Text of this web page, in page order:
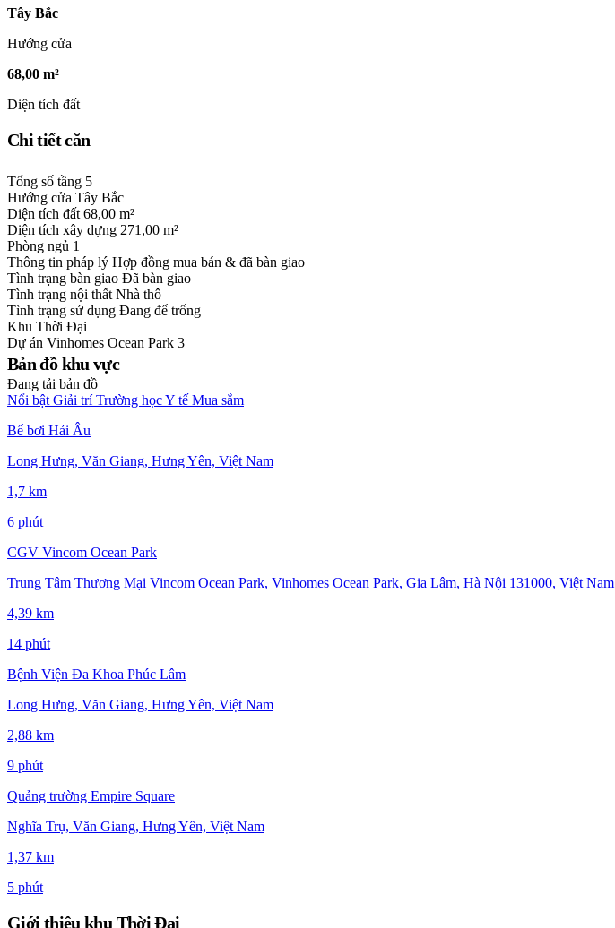
Tây Bắc
Hướng cửa
68,00 m²
Diện tích đất
Chi tiết căn
Tổng số tầng 5
Hướng cửa Tây Bắc
Diện tích đất 68,00 m²
Diện tích xây dựng 271,00 m²
Phòng ngủ 1
Thông tin pháp lý Hợp đồng mua bán & đã bàn giao
Tình trạng bàn giao Đã bàn giao
Tình trạng nội thất Nhà thô
Tình trạng sử dụng Đang để trống
Khu Thời Đại
Dự án Vinhomes Ocean Park 3
Bản đồ khu vực
Đang tải bản đồ
Nổi bật Giải trí Trường họcY tế Mua sắm
Bể bơi Hải Âu
Long Hưng, Văn Giang, Hưng Yên, Việt Nam
1,7 km
6 phút
CGV Vincom Ocean Park
Trung Tâm Thương Mại Vincom Ocean Park, Vinhomes Ocean Park, Gia Lâm, Hà Nội 131000, Việt Nam
4,39 km
14 phút
Bệnh Viện Đa Khoa Phúc Lâm
Long Hưng, Văn Giang, Hưng Yên, Việt Nam
2,88 km
9 phút
Quảng trường Empire Square
Nghĩa Trụ, Văn Giang, Hưng Yên, Việt Nam
1,37 km
5 phút
Giới thiệu khu Thời Đại